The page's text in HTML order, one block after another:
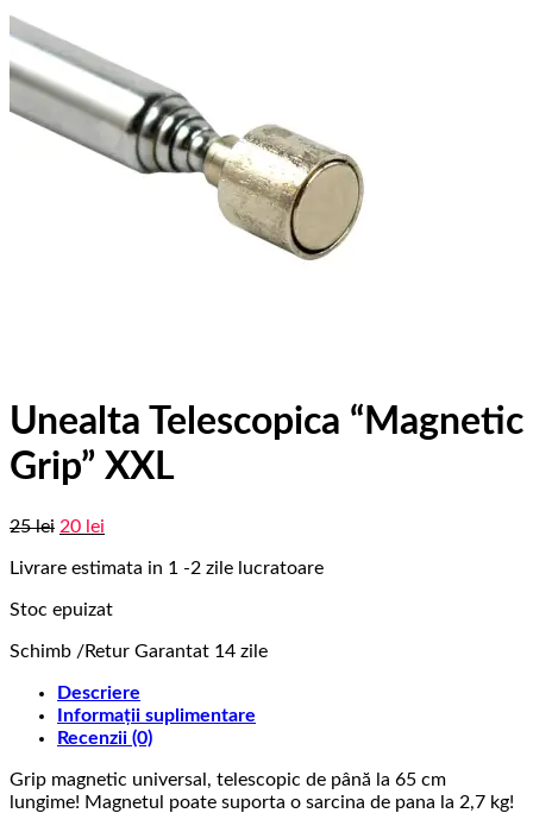
Unealta Telescopica “Magnetic
Grip” XXL
25lei Prețul
a
25 lei.
20 lei
este:
Livrare estimata in 1 -2 zile lucratoare
Stoc epuizat
Schimb /Retur Garantat 14 zile
Descriere
Informații suplimentare
Recenzii (0)
Grip magnetic universal, telescopic de până la 65 cm
lungime! Magnetul poate suporta o sarcina de pana la 2,7 kg!